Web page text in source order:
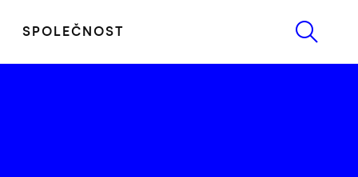
SPOLEČNOST